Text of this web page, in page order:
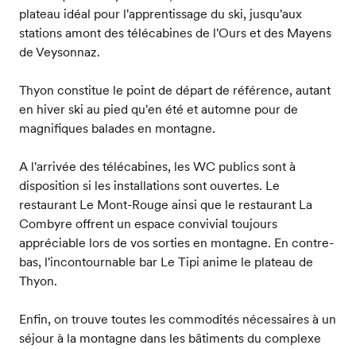
plateau idéal pour l'apprentissage du ski, jusqu'aux
stations amont des télécabines de l'Ours et des Mayens
de Veysonnaz.
Thyon constitue le point de départ de référence, autant
en hiver ski au pied qu'en été et automne pour de
magnifiques balades en montagne.
A l'arrivée des télécabines, les WC publics sont à
disposition si les installations sont ouvertes. Le
restaurant Le Mont-Rouge ainsi que le restaurant La
Combyre offrent un espace convivial toujours
appréciable lors de vos sorties en montagne. En contre-
bas, l'incontournable bar Le Tipi anime le plateau de
Thyon.
Enfin, on trouve toutes les commodités nécessaires à un
séjour à la montagne dans les bâtiments du complexe